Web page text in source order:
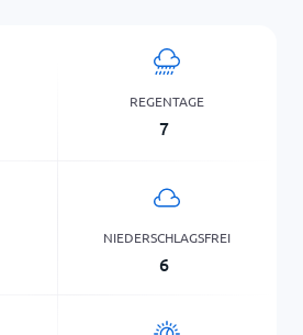
REGENTAGE
7
NIEDERSCHLAGSFREI
6